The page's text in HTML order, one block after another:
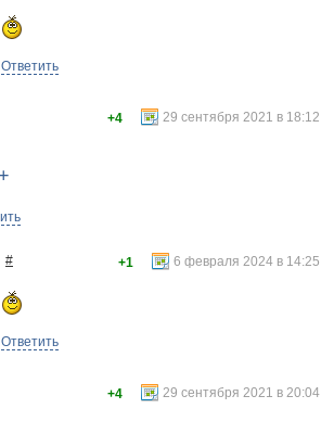
Ответить
29 сентября 2021 в 18:12
+4
# 6 февраля 2024 в 14:25
+1
Ответить
29 сентября 2021 в 20:04
+4